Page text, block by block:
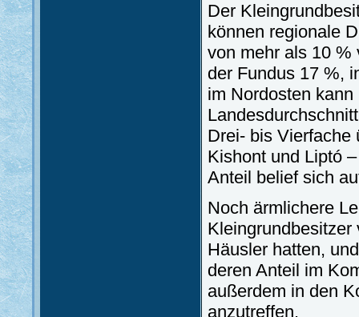
Der
können regionale
von mehr als 10 %
der Fundus 17 %,
im Nordosten
Drei- bis Vierfache
Kishont und Liptó
Anteil belief sich
Noch ärmlichere
Kleingrundbesitzer
Häusler hatten,
deren Anteil im
außerdem in den
anzutreffen.